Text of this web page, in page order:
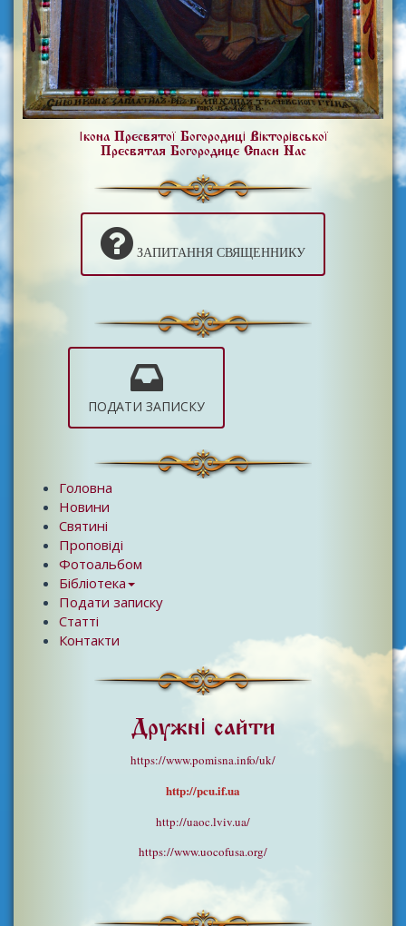
Ікона Пресвятої Богородиці Вікторівської
Пресвятая Богородице Спаси Нас
ЗАПИТАННЯ СВЯЩЕННИКУ
ПОДАТИ ЗАПИСКУ
Головна
Новини
Святині
Проповіді
Фотоальбом
Бібліотека
Подати записку
Статті
Контакти
Дружні сайти
https://www.pomisna.info/uk/
http://pcu.if.ua
http://uaoc.lviv.ua/
https://www.uocofusa.org/